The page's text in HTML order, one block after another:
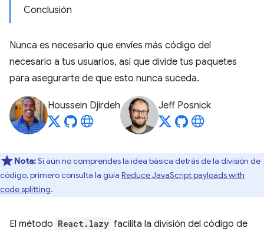
Conclusión
Nunca es necesario que envíes más código del
necesario a tus usuarios, así que divide tus paquetes
para asegurarte de que esto nunca suceda.
Houssein Djirdeh Jeff Posnick
Nota:Si aún no comprendes la idea básica detrás de la división de
código, primero consulta la guía Reduce JavaScript payloads with
code splitting.
El método React.lazy facilita la división del código de